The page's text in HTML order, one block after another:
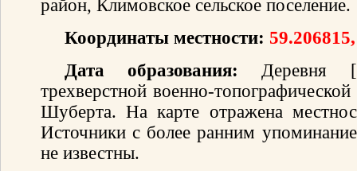
район, Климовское сельское поселение.
Координаты местности:
Дата образования: Деревня
трехверстной военно-
Шуберта. На карте отражена
Источники с более ранним
не известны.